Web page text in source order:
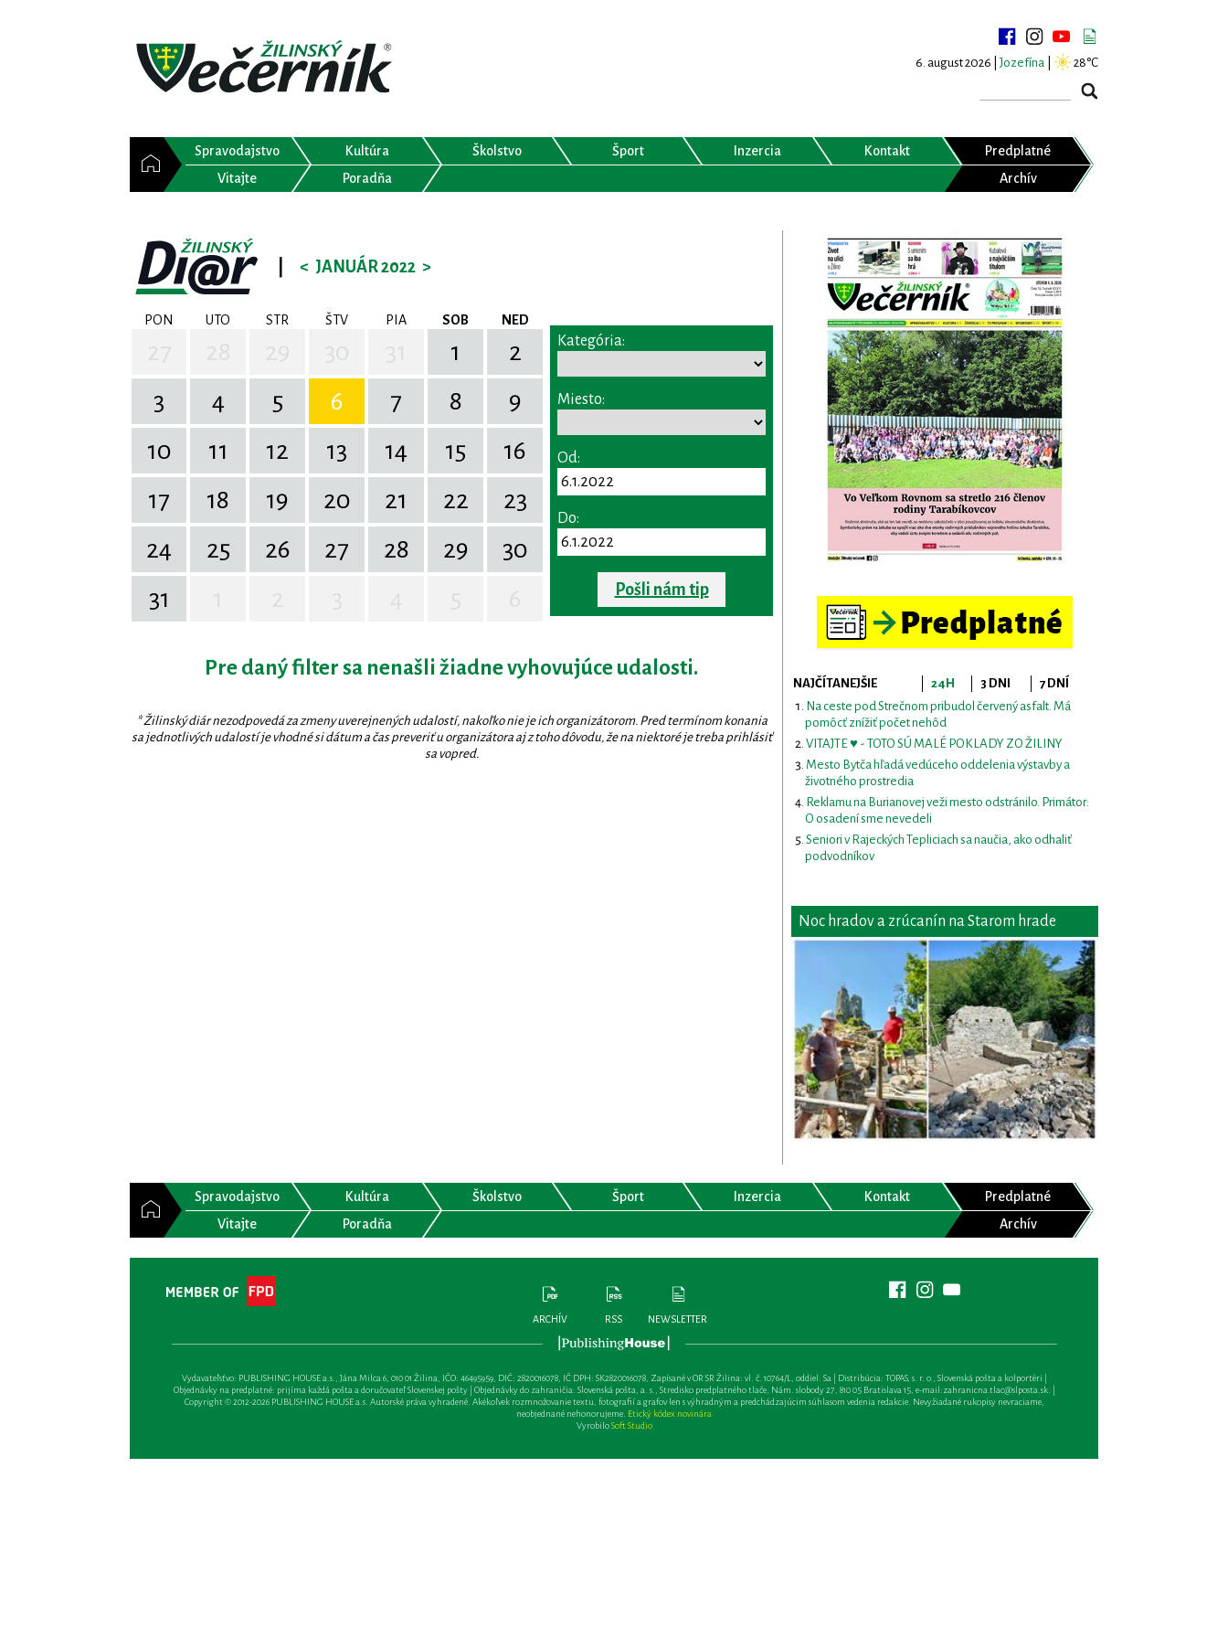
6. august 2026 | Jozefína 28°C
Spravodajstvo Kultúra Školstvo Šport Inzercia Kontakt
Predplatné
Vitajte
Poradňa Archív
< JANUÁR 2022 >
PON UTO STR ŠTV PIA SOB NED
1
2
3
4 5 6 7 8
9
10
11 12 13 14 15
16
17
18 19 20 21 22
23
24
25 26 27 28 29
30
31
Kategória:
Miesto:
Od:
Do:
Pošli nám tip
Pre daný filter sa nenašli žiadne vyhovujúce udalosti.
* Žilinský diár nezodpovedá za zmeny uverejnených udalostí, nakoľko nie je ich organizátorom. Pred termínom konania
sa jednotlivých udalostí je vhodné si dátum a čas preveriť u organizátora aj z toho dôvodu, že na niektoré je treba prihlásiť
sa vopred.
NAJČÍTANEJŠIE 24H 3 DNI
7 DNÍ
Na ceste pod Strečnom pribudol červený asfalt. Má
pomôcť znížiť počet nehôd
VITAJTE ♥ - TOTO SÚ MALÉ POKLADY ZO ŽILINY
Mesto Bytča hľadá vedúceho oddelenia výstavby a
životného prostredia
Reklamu na Burianovej veži mesto odstránilo. Primátor:
O osadení sme nevedeli
Seniori v Rajeckých Tepliciach sa naučia, ako odhaliť
podvodníkov
Noc hradov a zrúcanín na Starom hrade
Spravodajstvo Kultúra Školstvo Šport Inzercia Kontakt
Predplatné
Vitajte
Poradňa Archív
ARCHÍV RSS NEWSLETTER
Vydavateľsťvo: PUBLISHING HOUSE a.s., Jána Milca 6, 010 01 Žilina, IČO: 46495959, DIČ: 2820016078, IČ DPH: SK2820016078, Zapísané v OR SR Žilina: vl. č. 10764/L, oddiel: Sa | Distribúcia: TOPAS, s. r. o., Slovenská pošta a kolportéri |
Objednávky na predplatné: prijíma každá pošta a doručovateľ Slovenskej pošty | Objednávky do zahraničia: Slovenská pošta, a. s., Stredisko predplatného tlače, Nám. slobody 27, 810 05 Bratislava 15, e-mail:zahranicna.tlac@slposta.sk. |
Copyright © 2012-2026 PUBLISHING HOUSE a.s. Autorské práva vyhradené. Akékoľvek rozmnožovanie textu, fotografií a grafov len s výhradným a predchádzajúcim súhlasom vedenia redakcie. Nevyžiadané rukopisy nevraciame,
neobjednané nehonorujeme. Etický kódex novinára
VyrobiloSoft Studio